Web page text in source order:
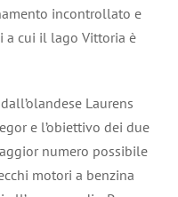
incontrollato e
a cui il lago Vittoria è
Laurens
e l’obiettivo dei due
numero possibile
motori a benzina